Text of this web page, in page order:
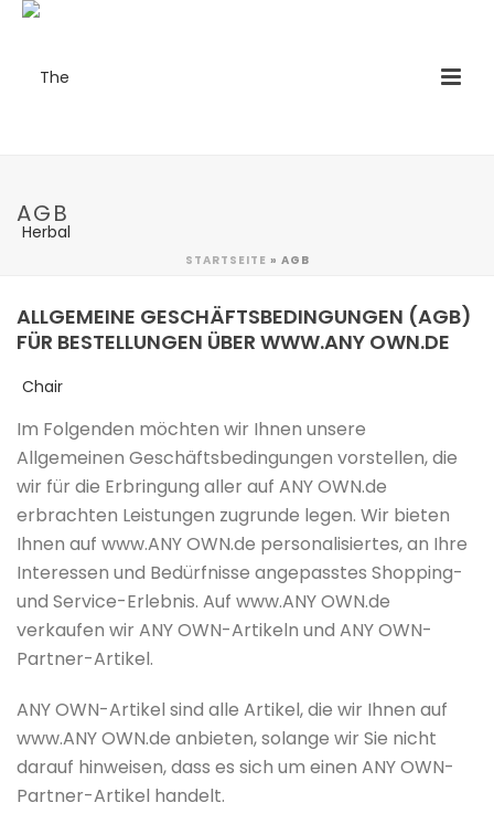
AGB
STARTSEITE » AGB
ALLGEMEINE GESCHÄFTSBEDINGUNGEN (AGB)
FÜR BESTELLUNGEN ÜBER WWW.ANY OWN.DE
Im Folgenden möchten wir Ihnen unsere
Allgemeinen Geschäftsbedingungen vorstellen, die
wir für die Erbringung aller auf ANY OWN.de
erbrachten Leistungen zugrunde legen. Wir bieten
Ihnen auf www.ANY OWN.de personalisiertes, an Ihre
Interessen und Bedürfnisse angepasstes Shopping-
und Service-Erlebnis. Auf www.ANY OWN.de
verkaufen wir ANY OWN-Artikeln und ANY OWN-
Partner-Artikel.
ANY OWN-Artikel sind alle Artikel, die wir Ihnen auf
www.ANY OWN.de anbieten, solange wir Sie nicht
darauf hinweisen, dass es sich um einen ANY OWN-
Partner-Artikel handelt.